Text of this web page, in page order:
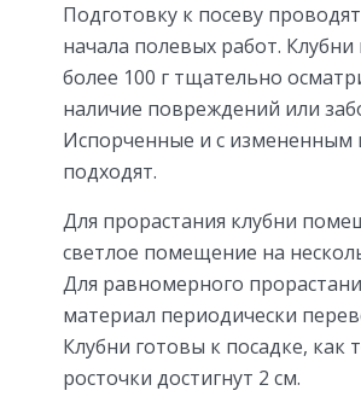
Подготовку к посеву
начала полевых работ. Клубни
более 100 г тщательно
наличие повреждений или
Испорченные и с измененным
подходят.
Для прорастания клубни
светлое помещение на
Для равномерного
материал периодически
Клубни готовы к посадке, как
росточки достигнут 2 см.